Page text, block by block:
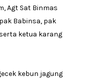
Agt Sat Binmas
Babinsa, pak
ketua karang
kebun jagung